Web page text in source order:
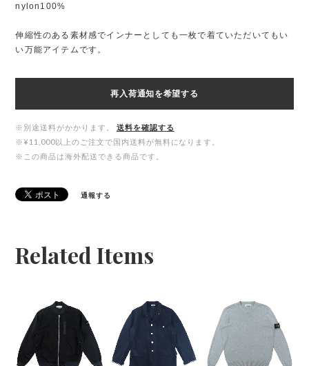
nylon100%
伸縮性のある素材感でインナーとしても一枚で着ていただいてもい
い万能アイテムです。
再入荷通知を希望する
※別途送料がかかります。
送料を確認する
※¥11,000以上のご注文で国内送料が無料になります。
※この商品は海外配送できる商品です。
通報する
Related Items